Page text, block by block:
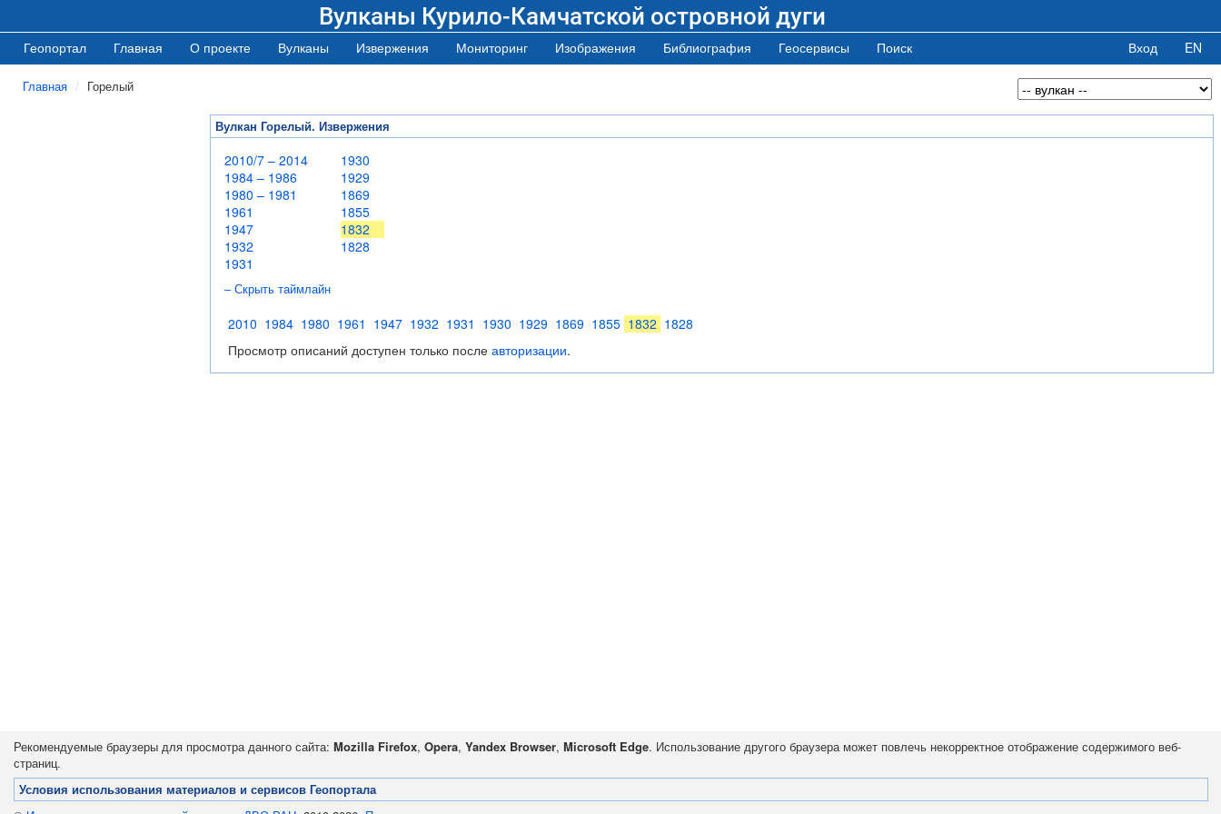
Вулканы Курило-Камчатской островной дуги
Геопортал Главная О проекте Вулканы Извержения Мониторинг Изображения Библиография Геосервисы Поиск Вход EN
Главная Горелый
Вулкан Горелый. Извержения
2010/7 – 2014
1984 – 1986
1980 – 1981
1961
1947
1932
1931
1930
1929
1869
1855
1832
1828
– Скрыть таймлайн
2010 1984 1980 1961 1947 1932 1931 1930 1929 1869 1855 1832 1828
Просмотр описаний доступен только после авторизации.
Рекомендуемые браузеры для просмотра данного сайта: Mozilla Firefox, Opera, Yandex Browser, Microsoft Edge. Использование другого браузера может повлечь некорректное отображение содержимого веб-
страниц.
Условия использования материалов и сервисов Геопортала